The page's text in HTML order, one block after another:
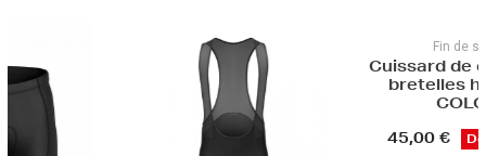
Cuissard
bretelles
BLACK
99,90 €